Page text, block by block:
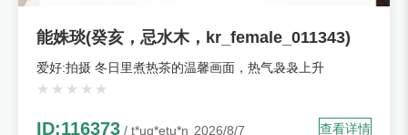
能姝琰(癸亥，忌水木，kr_female_011343)
爱好:拍摄 冬日里煮热茶的温馨画面，热气袅袅上升
ID:116373 / t*uq*etu*n 2026/8/7 查看详情